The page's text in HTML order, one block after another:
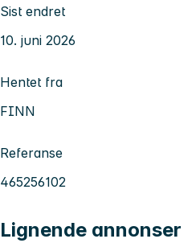
Sist endret
10. juni 2026
Hentet fra
FINN
Referanse
465256102
Lignende annonser